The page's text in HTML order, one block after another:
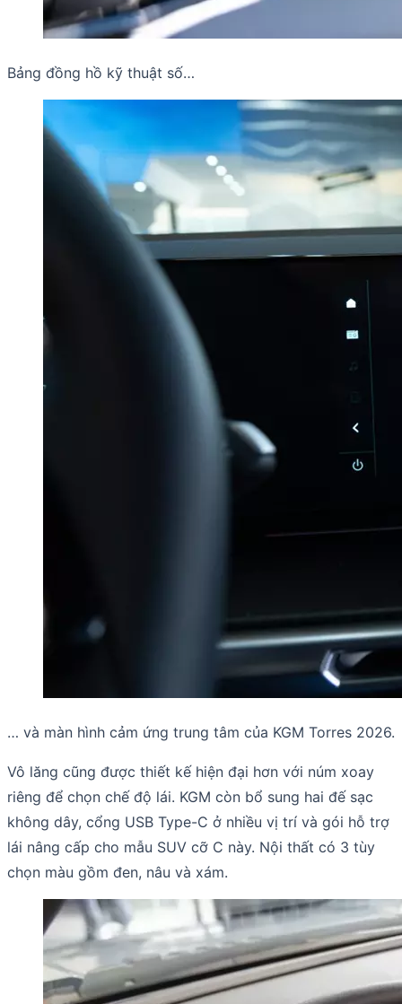
Bảng đồng hồ kỹ thuật số…
… và màn hình cảm ứng trung tâm của KGM Torres 2026.
Vô lăng cũng được thiết kế hiện đại hơn với núm xoay
riêng để chọn chế độ lái. KGM còn bổ sung hai đế sạc
không dây, cổng USB Type-C ở nhiều vị trí và gói hỗ trợ
lái nâng cấp cho mẫu SUV cỡ C này. Nội thất có 3 tùy
chọn màu gồm đen, nâu và xám.